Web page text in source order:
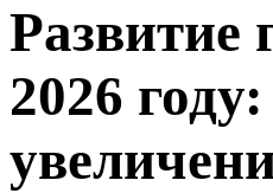
Развитие
2026